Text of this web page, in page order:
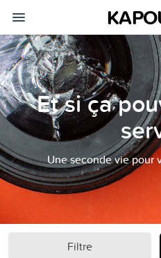
Et si ça
Une seconde vie pour
Filtre